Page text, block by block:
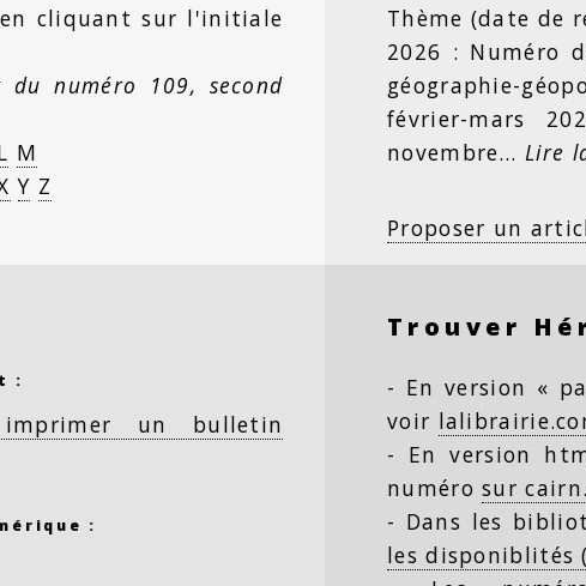
cliquant sur l'initiale
numéro 109, second
M
Y Z
Thème (date de
2026 : Numéro
géographie-
février-mars
novembre…Lire
Proposer un
:
un bulletin
:
Trouver
- En version «
voir
- En version
numérosur
- Dans les
les disponiblités